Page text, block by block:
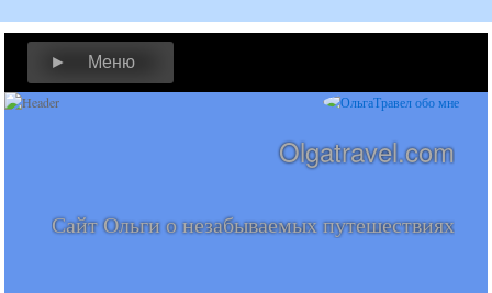
► Меню
Olgatravel.com
Сайт Ольги о незабываемых путешествиях